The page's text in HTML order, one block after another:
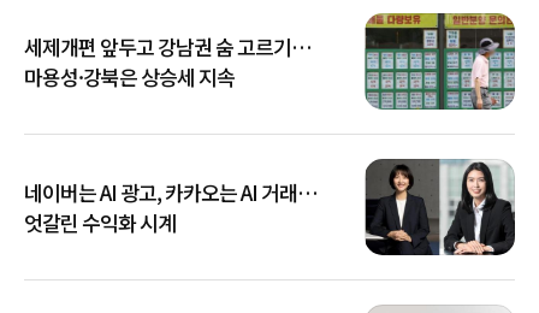
세제개편 앞두고 강남권 숨 고르기…
마용성·강북은 상승세 지속
네이버는 AI 광고, 카카오는 AI 거래…
엇갈린 수익화 시계